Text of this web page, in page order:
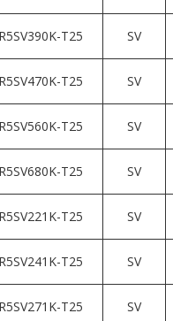
T25 SV
T25 SV
T25 SV
T25 SV
T25 SV
T25 SV
T25 SV